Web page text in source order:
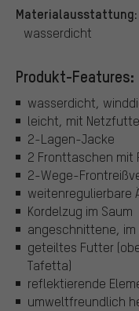
Materialausstattung:
wasserdicht
Produkt-Features:
wasserdicht,
leicht, mit
2-Lagen-Jacke
2 Fronttaschen mit
2-Wege-
weitenregulierbare
Kordelzug im Saum
angeschnittene, im
geteiltes Futter
Tafetta)
reflektierende
umweltfreundlich